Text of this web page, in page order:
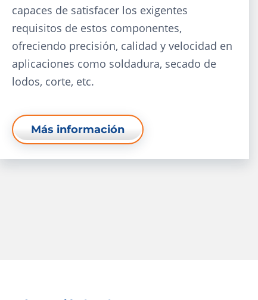
capaces de satisfacer los exigentes
requisitos de estos componentes,
ofreciendo precisión, calidad y velocidad en
aplicaciones como soldadura, secado de
lodos, corte, etc.
Más información